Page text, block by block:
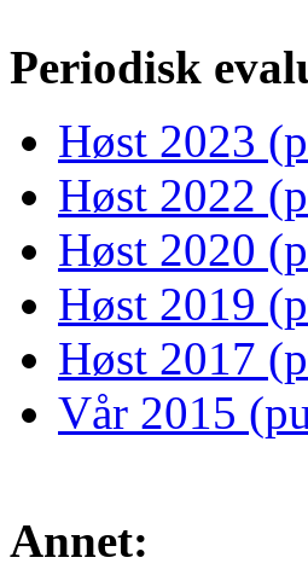
Periodisk
Høst 2023
Høst 2022
Høst 2020
Høst 2019
Høst 2017
Vår 2015
Annet: